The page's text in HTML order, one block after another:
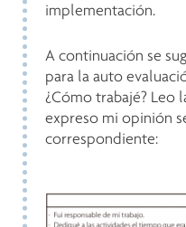
implementación.
A continuación se
para la auto
¿Cómo trabajé? Leo
expreso mi opinión
correspondiente: